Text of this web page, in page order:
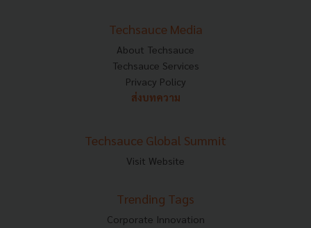
Techsauce Media
About Techsauce
Techsauce Services
Privacy Policy
ส่งบทความ
Techsauce Global Summit
Visit Website
Trending Tags
Corporate Innovation